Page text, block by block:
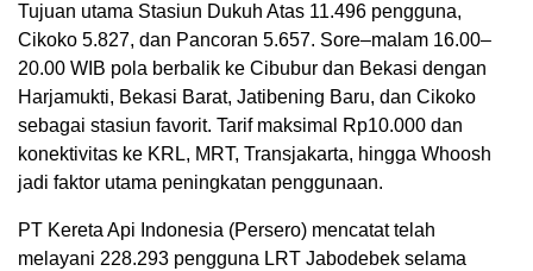
Tujuan utama Stasiun Dukuh Atas 11.496 pengguna,
Cikoko 5.827, dan Pancoran 5.657. Sore–malam 16.00–
20.00 WIB pola berbalik ke Cibubur dan Bekasi dengan
Harjamukti, Bekasi Barat, Jatibening Baru, dan Cikoko
sebagai stasiun favorit. Tarif maksimal Rp10.000 dan
konektivitas ke KRL, MRT, Transjakarta, hingga Whoosh
jadi faktor utama peningkatan penggunaan.
PT Kereta Api Indonesia (Persero) mencatat telah
melayani 228.293 pengguna LRT Jabodebek selama